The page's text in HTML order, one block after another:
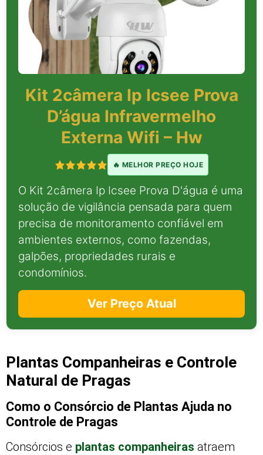
Kit 2câmera Ip Icsee Prova
D’água Infravermelho
Externa Wifi – Hw
🔥 MELHOR PREÇO HOJE
O Kit 2câmera Ip Icsee Prova D'água é uma
solução de vigilância pensada para quem
precisa de monitoramento confiável em
ambientes externos, como fazendas,
galpões, propriedades rurais e
condomínios.
Ver Preço Atual
Plantas Companheiras e Controle
Natural de Pragas
Como o Consórcio de Plantas Ajuda no
Controle de Pragas
Consórcios e plantas companheiras atraem